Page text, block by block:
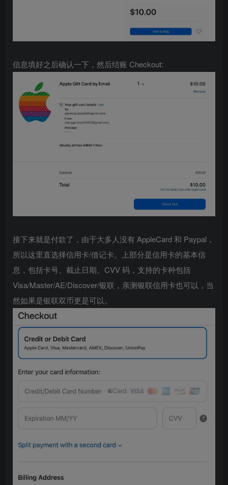
信息填好之后确认一下，然后结账 Checkout:
接下来就是付款了，由于大多人没有 AppleCard 和 Paypal，
所以这里直选择信用卡/借记卡。上部分是信用卡的基本信
息，包括卡号、截止日期、CVV 码，支持的卡种包括
Visa/Master/AE/Discover/银联，亲测银联信用卡也可以，当
然如果是银联双币更是可以。